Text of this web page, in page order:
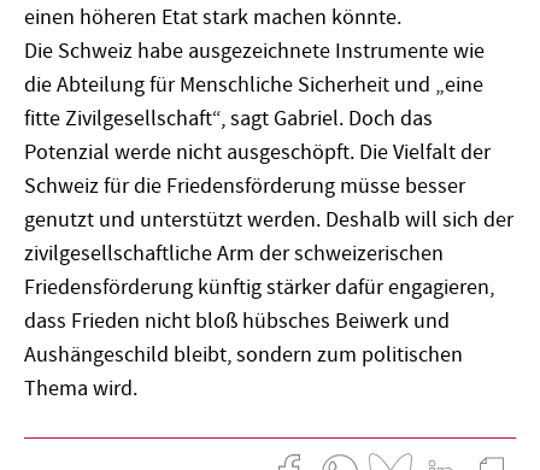
einen höheren Etat stark machen könnte.
Die Schweiz habe ausgezeichnete Instrumente wie
die Abteilung für Menschliche Sicherheit und „eine
fitte Zivilgesellschaft“, sagt Gabriel. Doch das
Potenzial werde nicht ausgeschöpft. Die Vielfalt der
Schweiz für die Friedensförderung müsse besser
genutzt und unterstützt werden. Deshalb will sich der
zivilgesellschaftliche Arm der schweizerischen
Friedensförderung künftig stärker dafür engagieren,
dass Frieden nicht bloß hübsches Beiwerk und
Aushängeschild bleibt, sondern zum politischen
Thema wird.